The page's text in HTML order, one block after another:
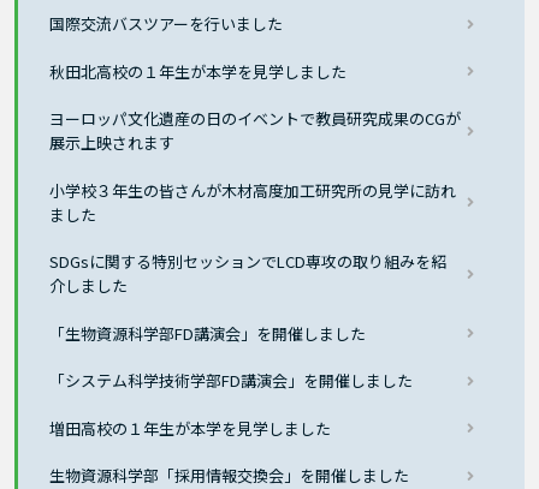
国際交流バスツアーを行いました
秋田北高校の１年生が本学を見学しました
ヨーロッパ文化遺産の日のイベントで教員研究成果のCGが
展示上映されます
小学校３年生の皆さんが木材高度加工研究所の見学に訪れ
ました
SDGsに関する特別セッションでLCD専攻の取り組みを紹
介しました
「生物資源科学部FD講演会」を開催しました
「システム科学技術学部FD講演会」を開催しました
増田高校の１年生が本学を見学しました
生物資源科学部「採用情報交換会」を開催しました